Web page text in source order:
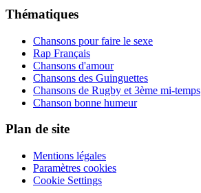
Thématiques
Chansons pour faire le sexe
Rap Français
Chansons d'amour
Chansons des Guinguettes
Chansons de Rugby et 3ème mi-temps
Chanson bonne humeur
Plan de site
Mentions légales
Paramètres cookies
Cookie Settings